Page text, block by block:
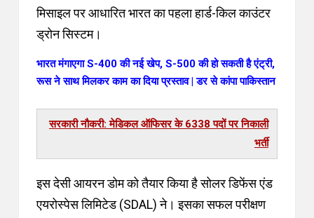
मिसाइल पर आधारित भारत का पहला हार्ड-किल काउंटर
ड्रोन सिस्टम।
भारत मंगाएगा S-400 की नई खेप, S-500 की हो सकती है एंट्री,
रूस ने साथ मिलकर काम का दिया प्रस्ताव | डर से कांपा पाकिस्तान
सरकारी नौकरी: मेडिकल ऑफिसर के 6338 पदों पर निकाली
भर्ती
इस देसी आयरन डोम को तैयार किया है सोलर डिफेंस एंड
एयरोस्पेस लिमिटेड (SDAL) ने। इसका सफल परीक्षण